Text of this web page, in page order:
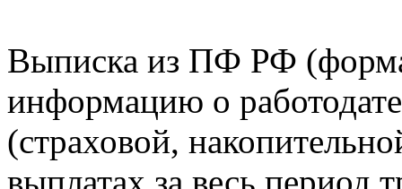
Выписка из ПФ РФ
информацию о
(страховой,
выплатах за весь период